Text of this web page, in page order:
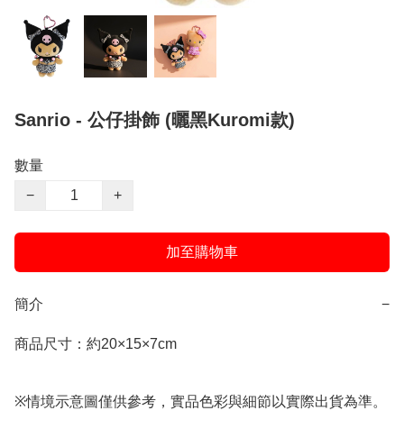
Sanrio - 公仔掛飾 (曬黑Kuromi款)
數量
−
+
加至購物車
簡介 −
商品尺寸：約20×15×7cm
※情境示意圖僅供參考，實品色彩與細節以實際出貨為準。